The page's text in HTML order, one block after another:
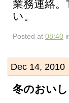
業務連絡
い。
Posted at 08:40
Dec 14, 2010
冬のおいし